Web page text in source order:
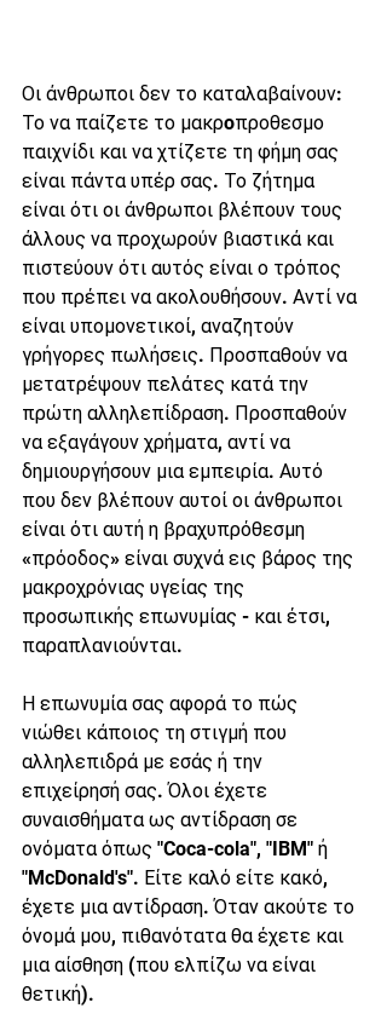
Οι άνθρωποι δεν το καταλαβαίνουν:
Το να παίζετε το μακρoπροθεσμο
παιχνίδι και να χτίζετε τη φήμη σας
είναι πάντα υπέρ σας. Το ζήτημα
είναι ότι οι άνθρωποι βλέπουν τους
άλλους να προχωρούν βιαστικά και
πιστεύουν ότι αυτός είναι ο τρόπος
που πρέπει να ακολουθήσουν. Αντί να
είναι υπομονετικοί, αναζητούν
γρήγορες πωλήσεις. Προσπαθούν να
μετατρέψουν πελάτες κατά την
πρώτη αλληλεπίδραση. Προσπαθούν
να εξαγάγουν χρήματα, αντί να
δημιουργήσουν μια εμπειρία. Αυτό
που δεν βλέπουν αυτοί οι άνθρωποι
είναι ότι αυτή η βραχυπρόθεσμη
«πρόοδος» είναι συχνά εις βάρος της
μακροχρόνιας υγείας της
προσωπικής επωνυμίας - και έτσι,
παραπλανιούνται.
Η επωνυμία σας αφορά το πώς
νιώθει κάποιος τη στιγμή που
αλληλεπιδρά με εσάς ή την
επιχείρησή σας. Όλοι έχετε
συναισθήματα ως αντίδραση σε
ονόματα όπως "Coca-cola", "IBM" ή
"McDonald's". Είτε καλό είτε κακό,
έχετε μια αντίδραση. Όταν ακούτε το
όνομά μου, πιθανότατα θα έχετε και
μια αίσθηση (που ελπίζω να είναι
θετική).